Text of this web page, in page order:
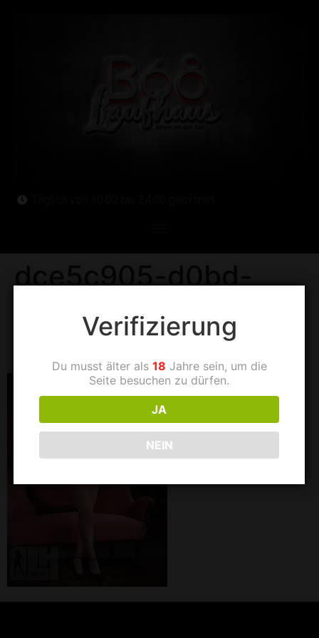
dce5c905-d0bd-
49a5-b39e-
fc9b0345d370
Verifizierung
Du musst älter als 18 Jahre sein, um die
Seite besuchen zu dürfen.
JA
NEIN